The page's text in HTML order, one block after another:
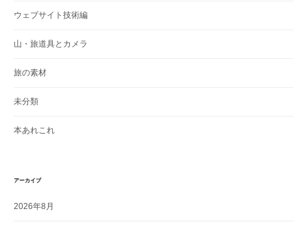
ウェブサイト技術編
山・旅道具とカメラ
旅の素材
未分類
本あれこれ
アーカイブ
2026年8月